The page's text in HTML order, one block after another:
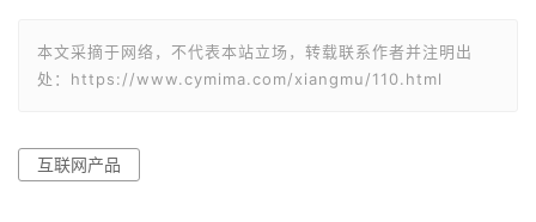
本文采摘于网络，不代表本站立场，转载联系作者并注明出
处：https://www.cymima.com/xiangmu/110.html
互联网产品